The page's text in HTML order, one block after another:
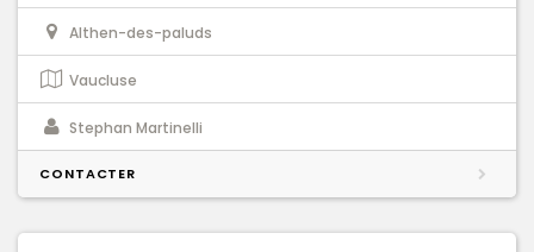
Althen-des-paluds
Vaucluse
Stephan Martinelli
CONTACTER